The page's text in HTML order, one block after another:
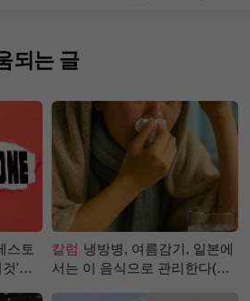
되는 글
스토
'으
칼럼 냉방병, 여름감기, 일본에
서는 이 음식으로 관리한다(생